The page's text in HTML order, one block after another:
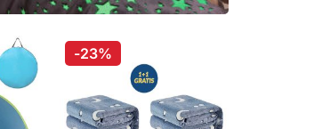
-23%